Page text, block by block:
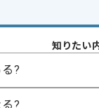
ける要件定義経験
へ
知りたい
?
?